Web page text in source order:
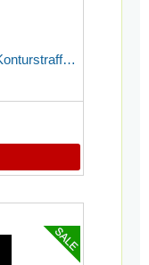
AVENE DermAbsolu Intensiv-Konturstraffende Nachtcreme